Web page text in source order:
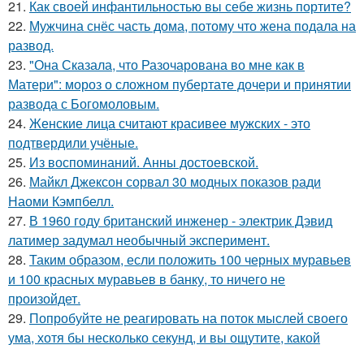
21. Как своей инфантильностью вы себе жизнь портите?
22. Мужчина снёс часть дома, потому что жена подала на
развод.
23. "Она Сказала, что Разочарована во мне как в
Матери": мороз о сложном пубертате дочери и принятии
развода с Богомоловым.
24. Женские лица считают красивее мужских - это
подтвердили учёные.
25. Из воспоминаний. Анны достоевской.
26. Майкл Джексон сорвал 30 модных показов ради
Наоми Кэмпбелл.
27. В 1960 году британский инженер - электрик Дэвид
латимер задумал необычный эксперимент.
28. Таким образом, если положить 100 черных муравьев
и 100 красных муравьев в банку, то ничего не
произойдет.
29. Попробуйте не реагировать на поток мыслей своего
ума, хотя бы несколько секунд, и вы ощутите, какой